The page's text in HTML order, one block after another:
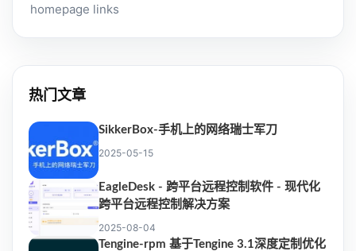
homepage links
热门文章
SikkerBox-手机上的网络瑞士军刀
2025-05-15
EagleDesk - 跨平台远程控制软件 - 现代化
跨平台远程控制解决方案
2025-08-04
Tengine-rpm 基于Tengine 3.1深度定制优化